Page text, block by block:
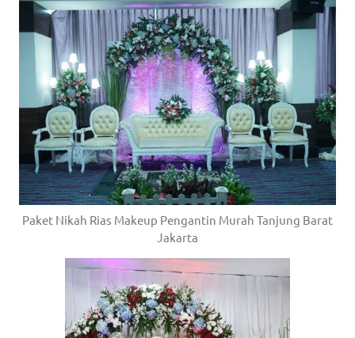
Paket Nikah Rias Makeup Pengantin Murah Tanjung Barat
Jakarta